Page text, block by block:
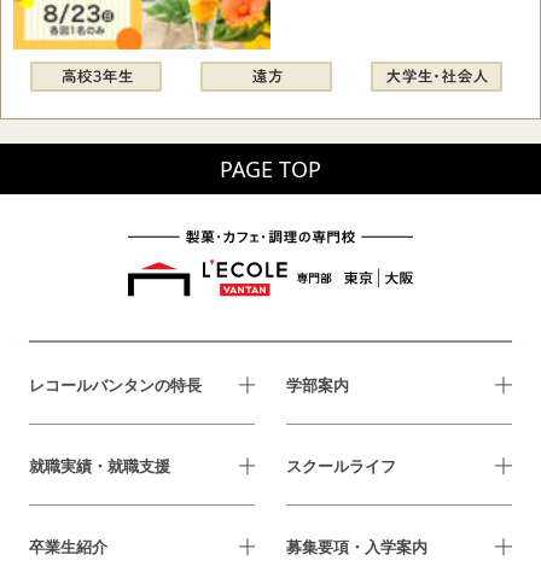
PAGE TOP
レコールバンタンの特長 学部案内
就職実績・就職支援 スクールライフ
卒業生紹介 募集要項・入学案内